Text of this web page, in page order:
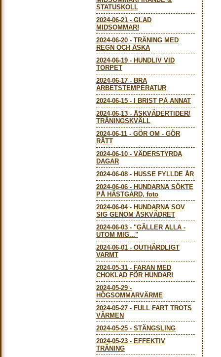
STATUSKOLL
2024-06-21 - GLAD
MIDSOMMAR!
2024-06-20 - TRÄNING MED
REGN OCH ÅSKA
2024-06-19 - HUNDLIV VID
TORPET
2024-06-17 - BRA
ARBETSTEMPERATUR
2024-06-15 -
I BRIST PÅ ANNAT
2024-06-13 - ÅSKVÄDERTIDER/
TRÄNINGSKVÄLL
2024-06-11 - GÖR OM - GÖR
RÄTT
2024-06-10 - VÄDERSTYRDA
DAGAR
2024-06-08 - HUSSE FYLLDE ÅR
2024-06-06 - HUNDARNA SÖKTE
PÅ HÄSTGÅRD, foto
2024-06-04- HUNDARNA SOV
SIG GENOM ÅSKVÄDRET
2024-06-03 - "GÄLLER ALLA -
UTOM MIG..."
2024-06-01 - OUTHÄRDLIGT
VARMT
2024-05-31 - FARAN MED
CHOKLAD FÖR HUNDAR!
2024-05-29 -
HÖGSOMMARVÄRME
2024-05-27 - FULL FART TROTS
VÄRMEN
2024-05-25 - STÄNGSLING
2024-05-23 - EFFEKTIV
TRÄNING